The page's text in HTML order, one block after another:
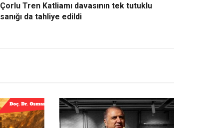
Çorlu Tren Katliamı davasının tek tutuklu
sanığı da tahliye edildi